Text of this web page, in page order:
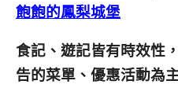
飽飽的鳳梨城堡
食記、遊記皆有時效性
告的菜單、優惠活動為